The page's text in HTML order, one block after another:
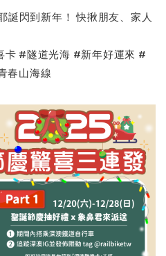
誕閃到新年！ 快揪朋友、家人
卡 #隧道光海 #新年好運來 #
春山海線